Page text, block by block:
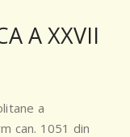
A XXVII
a
can. 1051 din